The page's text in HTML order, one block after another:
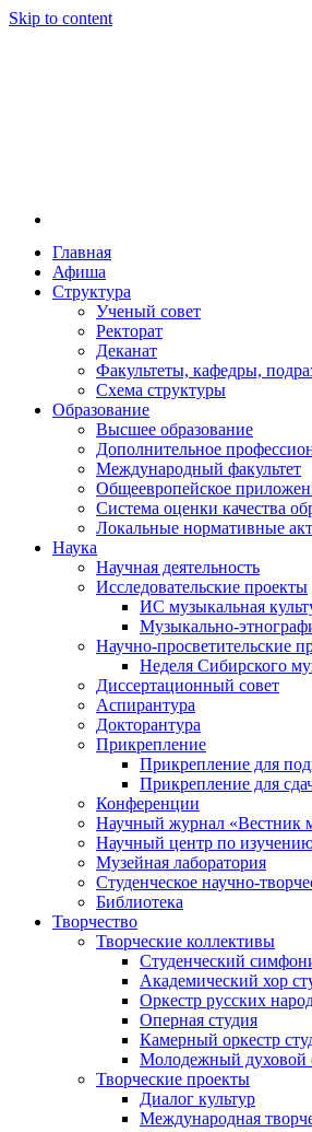
Skip to content
Новосибирская
Новосибирская
году распоряжением
заведением в Сибири[2] и до
Глинки.
Главная
Афиша
Структура
Ученый совет
Ректорат
Деканат
Факультеты, кафедры,
Схема структуры
Образование
Высшее образование
Дополнительное
Международный факультет
Общеевропейское
Система оценки качества
Локальные нормативные
Наука
Научная деятельность
Исследовательские проекты
ИС музыкальная
Музыкально-
Научно-просветительские
Неделя Сибирского
Диссертационный совет
Аспирантура
Докторантура
Прикрепление
Прикрепление для
Прикрепление для
Конференции
Научный журнал «Вестник
Научный центр по
Музейная лаборатория
Студенческое научно-
Библиотека
Творчество
Творческие коллективы
Студенческий
Академический хор
Оркестр русских
Оперная студия
Камерный оркестр
Молодежный духовой
Творческие проекты
Диалог культур
Международная